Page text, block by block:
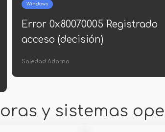
Windows
Error 0x80070005 Registrado
acceso (decisión)
Soledad Adorno
y sistemas